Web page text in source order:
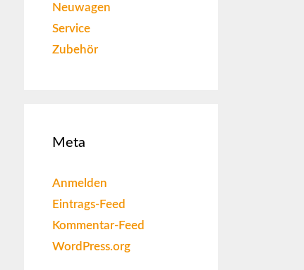
Neuwagen
Service
Zubehör
Meta
Anmelden
Eintrags-Feed
Kommentar-Feed
WordPress.org